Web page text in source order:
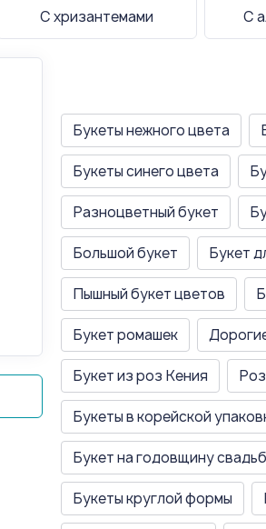
С хризантемами С
Букеты нежного цвета
Букеты синего цвета
Разноцветный букет
Большой букет Букет
Пышный букет цветов
Букет ромашек
Букет из роз Кения
Букеты в корейской
Букет на годовщину
Букеты круглой формы